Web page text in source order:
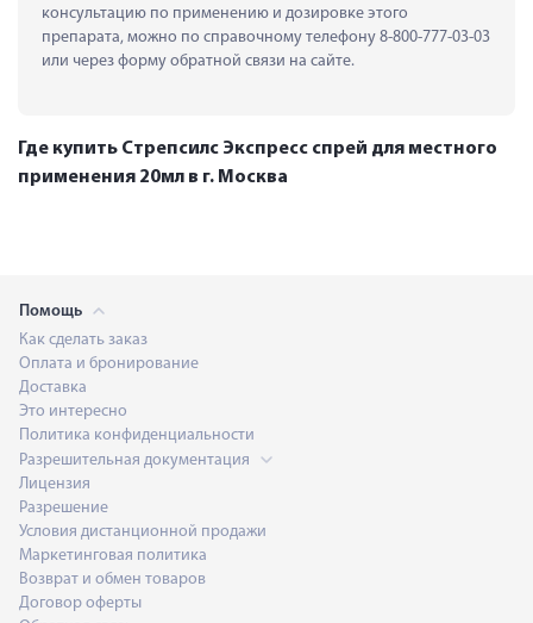
консультацию по применению и дозировке этого
препарата, можно по справочному телефону 8-800-777-03-03
или через форму обратной связи на сайте.
Где купить Стрепсилс Экспресс спрей для местного
применения 20мл в г. Москва
Помощь
Как сделать заказ
Оплата и бронирование
Доставка
Это интересно
Политика конфиденциальности
Разрешительная документация
Лицензия
Разрешение
Условия дистанционной продажи
Маркетинговая политика
Возврат и обмен товаров
Договор оферты